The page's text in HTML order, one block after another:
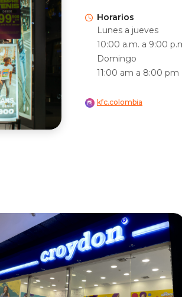
Horarios
Lunes a jueves
10:00 a.m. a 9:00
Domingo
11:00 am a 8:00 pm
kfc.colombia